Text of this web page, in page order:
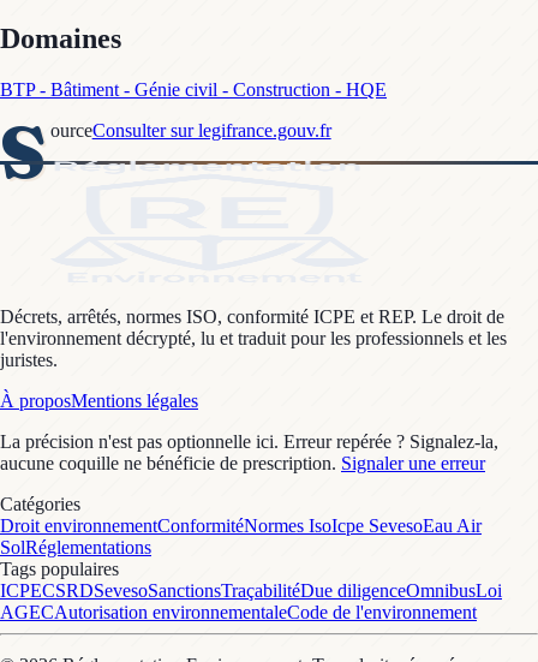
Domaines
BTP - Bâtiment - Génie civil - Construction - HQE
S ourceConsulter sur legifrance.gouv.fr
Décrets, arrêtés, normes ISO, conformité ICPE et REP. Le droit de
l'environnement décrypté, lu et traduit pour les professionnels et les
juristes.
À proposMentions légales
La précision n'est pas optionnelle ici. Erreur repérée ? Signalez-la,
aucune coquille ne bénéficie de prescription. Signaler une erreur
Catégories
Droit environnementConformitéNormes IsoIcpe SevesoEau Air
SolRéglementations
Tags populaires
ICPECSRDSevesoSanctionsTraçabilitéDue diligenceOmnibusLoi
AGECAutorisation environnementaleCode de l'environnement